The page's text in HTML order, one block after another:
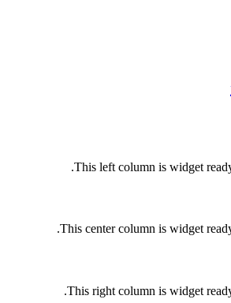
This left column is widget
This center column is widget
This right column is widget